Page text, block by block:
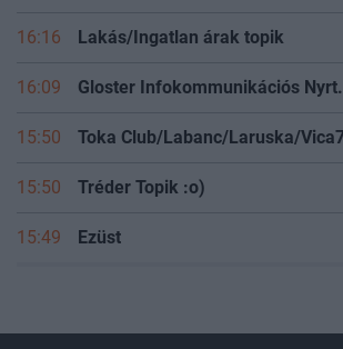
16:16 Lakás/Ingatlan árak topik
16:09 Gloster Infokommunikációs Nyrt.
15:50
15:50 Tréder Topik :o)
15:49 Ezüst